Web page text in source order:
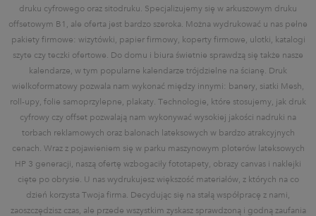
druku cyfrowego oraz sitodruku. Specjalizujemy się w arkuszowym druku
offsetowym B1, ale oferta jest bardzo szeroka. Można wydrukować u nas pełne
pakiety firmowe: wizytówki, papier firmowy, koperty firmowe, ulotki, katalogi
szyte czy teczki ofertowe. Do domu i biura świetnie sprawdzą się także nasze
kalendarze, w tym popularne kalendarze trójdzielne na ścianę. Druk
wielkoformatowy pozwala nam wykonać między innymi: banery, siatki Mesh,
roll-upy, folie samoprzylepne, plakaty. Technologie, które stosujemy, jak druk
cyfrowy czy offset pozwalają nam wykonywać wysokiej jakości nadruki na
torbach reklamowych oraz balonach lateksowych w bardzo atrakcyjnych
cenach. Wraz z pojawieniem się w parku maszynowym ploterów lateksowych
HP 3 generacji, naszą ofertę wzbogaciły fototapety, obrazy canvas i naklejki
cięte po obrysie. U nas wydrukujesz większość materiałów, z których na co
dzień korzysta Twoja firma. Decydując się na stałą współpracę z nami,
zaoszczędzisz czas, ale przede wszystkim zyskasz sprawdzoną i godną zaufania